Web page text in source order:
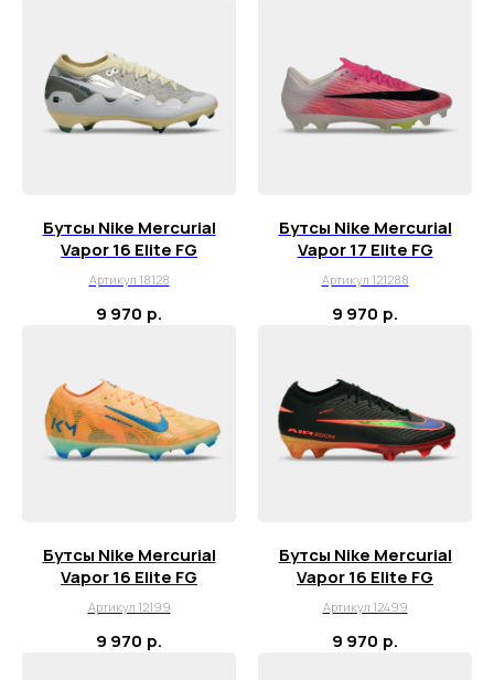
Бутсы Nike Mercurial
Vapor 16 Elite FG
Артикул 18128
9 970 р.
Бутсы Nike Mercurial
Vapor 17 Elite FG
Артикул 121288
9 970 р.
Бутсы Nike Mercurial
Vapor 16 Elite FG
Артикул 12199
9 970 р.
Бутсы Nike Mercurial
Vapor 16 Elite FG
Артикул 12499
9 970 р.